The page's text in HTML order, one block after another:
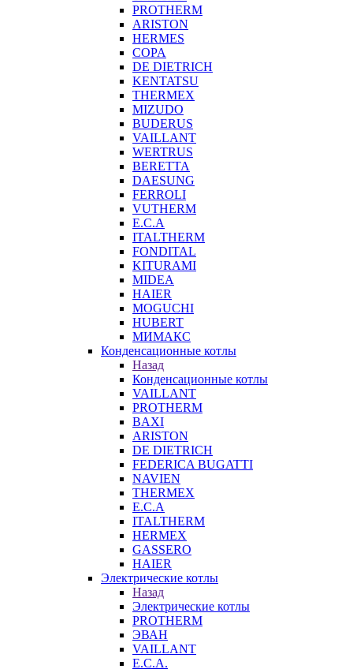
PROTHERM
ARISTON
HERMES
COPA
DE DIETRICH
KENTATSU
THERMEX
MIZUDO
BUDERUS
VAILLANT
WERTRUS
BERETTA
DAESUNG
FERROLI
VUTHERM
E.C.A
ITALTHERM
FONDITAL
KITURAMI
MIDEA
HAIER
MOGUCHI
HUBERT
МИМАКС
Конденсационные котлы
Назад
Конденсационные котлы
VAILLANT
PROTHERM
BAXI
ARISTON
DE DIETRICH
FEDERICA BUGATTI
NAVIEN
THERMEX
E.C.A
ITALTHERM
HERMEX
GASSERO
HAIER
Электрические котлы
Назад
Электрические котлы
PROTHERM
ЭВАН
VAILLANT
E.C.A.